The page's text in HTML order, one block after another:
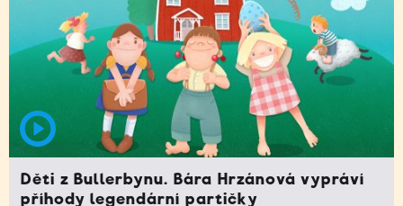
Děti z Bullerbynu. Bára Hrzánová vypráví
příhody legendární partičky